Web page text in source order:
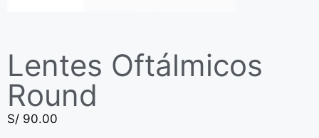
Lentes Oftálmicos
Round
S/ 90.00